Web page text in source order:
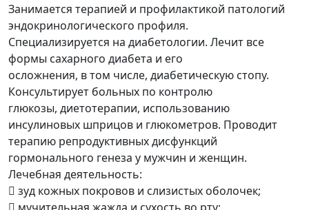
Занимается терапией и профилактикой патологий
эндокринологического профиля.
Специализируется на диабетологии. Лечит все
формы сахарного диабета и его
осложнения, в том числе, диабетическую стопу.
Консультирует больных по контролю
глюкозы, диетотерапии, использованию
инсулиновых шприцов и глюкометров. Проводит
терапию репродуктивных дисфункций
гормонального генеза у мужчин и женщин.
Лечебная деятельность:
 зуд кожных покровов и слизистых оболочек;